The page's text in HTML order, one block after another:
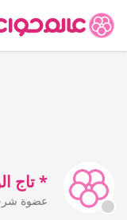
* تاج
عضوة